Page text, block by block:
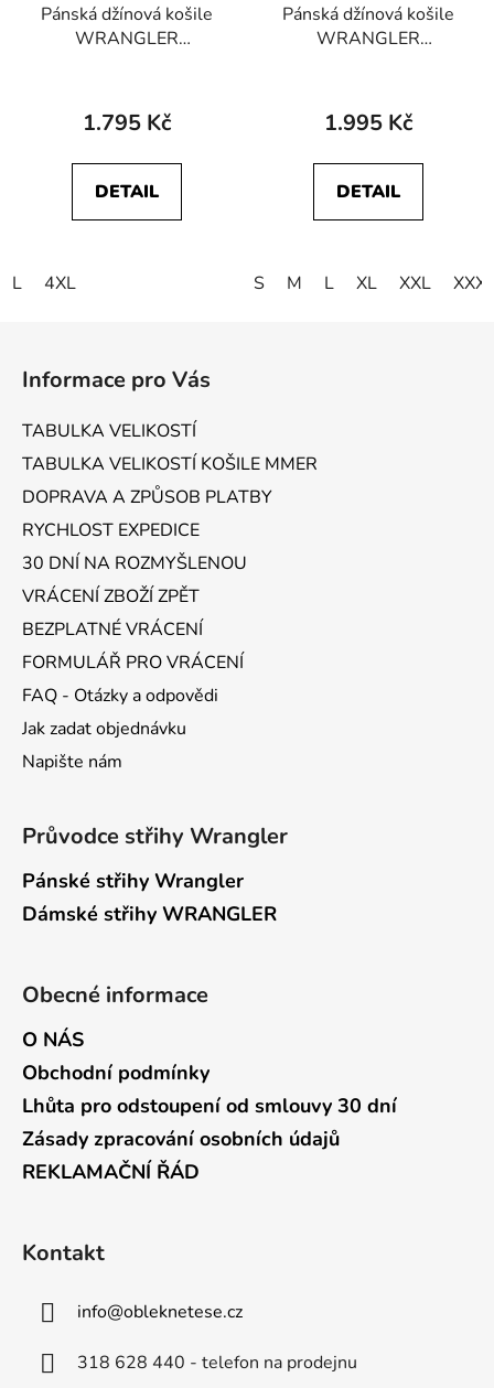
Pánská džínová košile
WRANGLER
1.795 Kč
DETAIL
L 4XL
Pánská džínová košile
WRANGLER
1.995 Kč
DETAIL
S M L XL XXL
Informace pro Vás
TABULKA VELIKOSTÍ
TABULKA VELIKOSTÍ KOŠILE MMER
DOPRAVA A ZPŮSOB PLATBY
RYCHLOST EXPEDICE
30 DNÍ NA ROZMYŠLENOU
VRÁCENÍ ZBOŽÍ ZPĚT
BEZPLATNÉ VRÁCENÍ
FORMULÁŘ PRO VRÁCENÍ
FAQ - Otázky a odpovědi
Jak zadat objednávku
Napište nám
Průvodce střihy Wrangler
Pánské střihy Wrangler
Dámské střihy WRANGLER
Obecné informace
O NÁS
Obchodní podmínky
Lhůta pro odstoupení od smlouvy 30 dní
Zásady zpracování osobních údajů
REKLAMAČNÍ ŘÁD
Kontakt
info@obleknetese.cz
318 628 440 - telefon na prodejnu